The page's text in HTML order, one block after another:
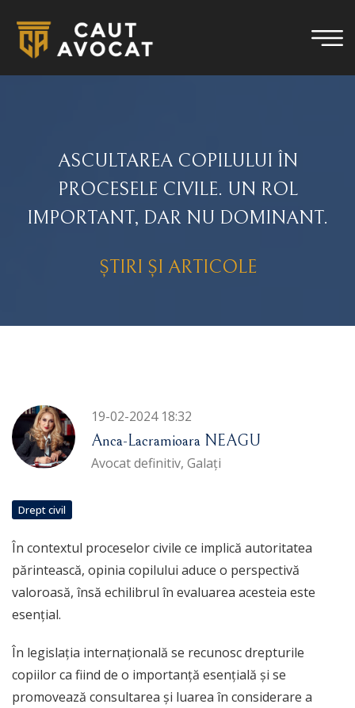
ASCULTAREA COPILULUI ÎN
PROCESELE CIVILE. UN ROL
IMPORTANT, DAR NU DOMINANT.
ȘTIRI ȘI ARTICOLE
19-02-2024 18:32
Anca-Lacramioara NEAGU
Avocat definitiv, Galați
Drept civil
În contextul proceselor civile ce implică autoritatea
părintească, opinia copilului aduce o perspectivă
valoroasă, însă echilibrul în evaluarea acesteia este
esențial.
În legislația internațională se recunosc drepturile
copiilor ca fiind de o importanță esențială și se
promovează consultarea și luarea în considerare a